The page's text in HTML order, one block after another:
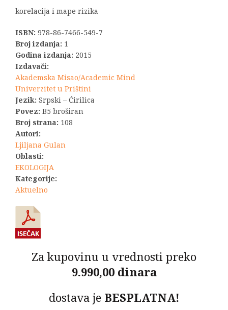
cena
je
bila:
990,00 RSD.
korelacija i mape rizika
ISBN: 978-86-7466-549-7
Broj izdanja: 1
Godina izdanja: 2015
Izdavači:
Akademska Misao/Academic Mind
Univerzitet u Prištini
Jezik: Srpski – Ćirilica
Povez: B5 broširan
Broj strana: 108
Autori:
Ljiljana Gulan
Oblasti:
EKOLOGIJA
Kategorije:
Aktuelno
Za kupovinu u vrednosti preko
9.990,00 dinara
dostava je BESPLATNA!